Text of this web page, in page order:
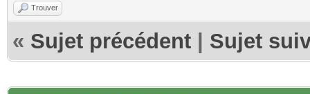
Trouver
« Sujet précédent Sujet